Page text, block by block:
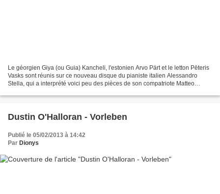
Le géorgien Giya (ou Guia) Kancheli, l'estonien Arvo Pärt et le letton Pēteris
Vasks sont réunis sur ce nouveau disque du pianiste italien Alessandro
Stella, qui a interprété voici peu des pièces de son compatriote Matteo
Dustin O'Halloran - Vorleben
Publié le 05/02/2013 à 14:42
Par Dionys